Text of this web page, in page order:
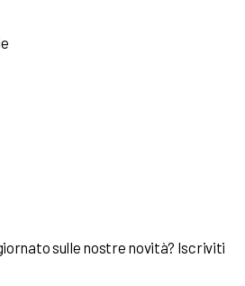
sulle nostre novità? Iscriviti